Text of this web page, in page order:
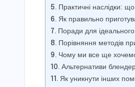
Практичні наслідки:
Як правильно
Поради для
Порівняння методів
Чому ми все ще
Альтернативи
Як уникнути інших